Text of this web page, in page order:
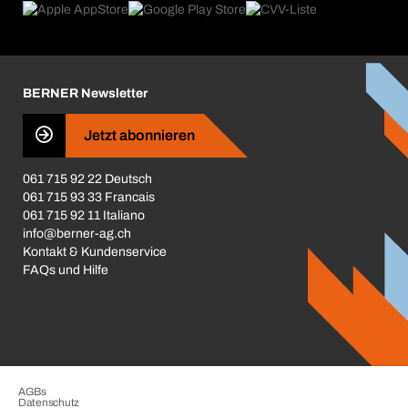
Produktfinder
Was uns antreibt
Business Conduct
BERNER Newsletter
Jetzt abonnieren
061 715 92 22 Deutsch
061 715 93 33 Francais
061 715 92 11 Italiano
info@berner-ag.ch
Kontakt & Kundenservice
FAQs und Hilfe
AGBs
Datenschutz